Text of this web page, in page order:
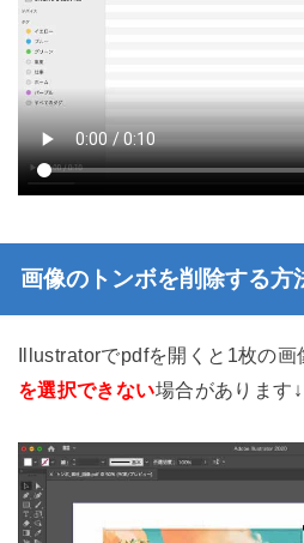
画像のトンボを削除する方
Illustratorでpdfを開くと1枚の画
を選択できない場合があります↓